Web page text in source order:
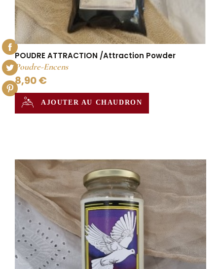
POUDRE ATTRACTION /Attraction Powder
Poudre-Encens
8,90 €
AJOUTER AU CHAUDRON